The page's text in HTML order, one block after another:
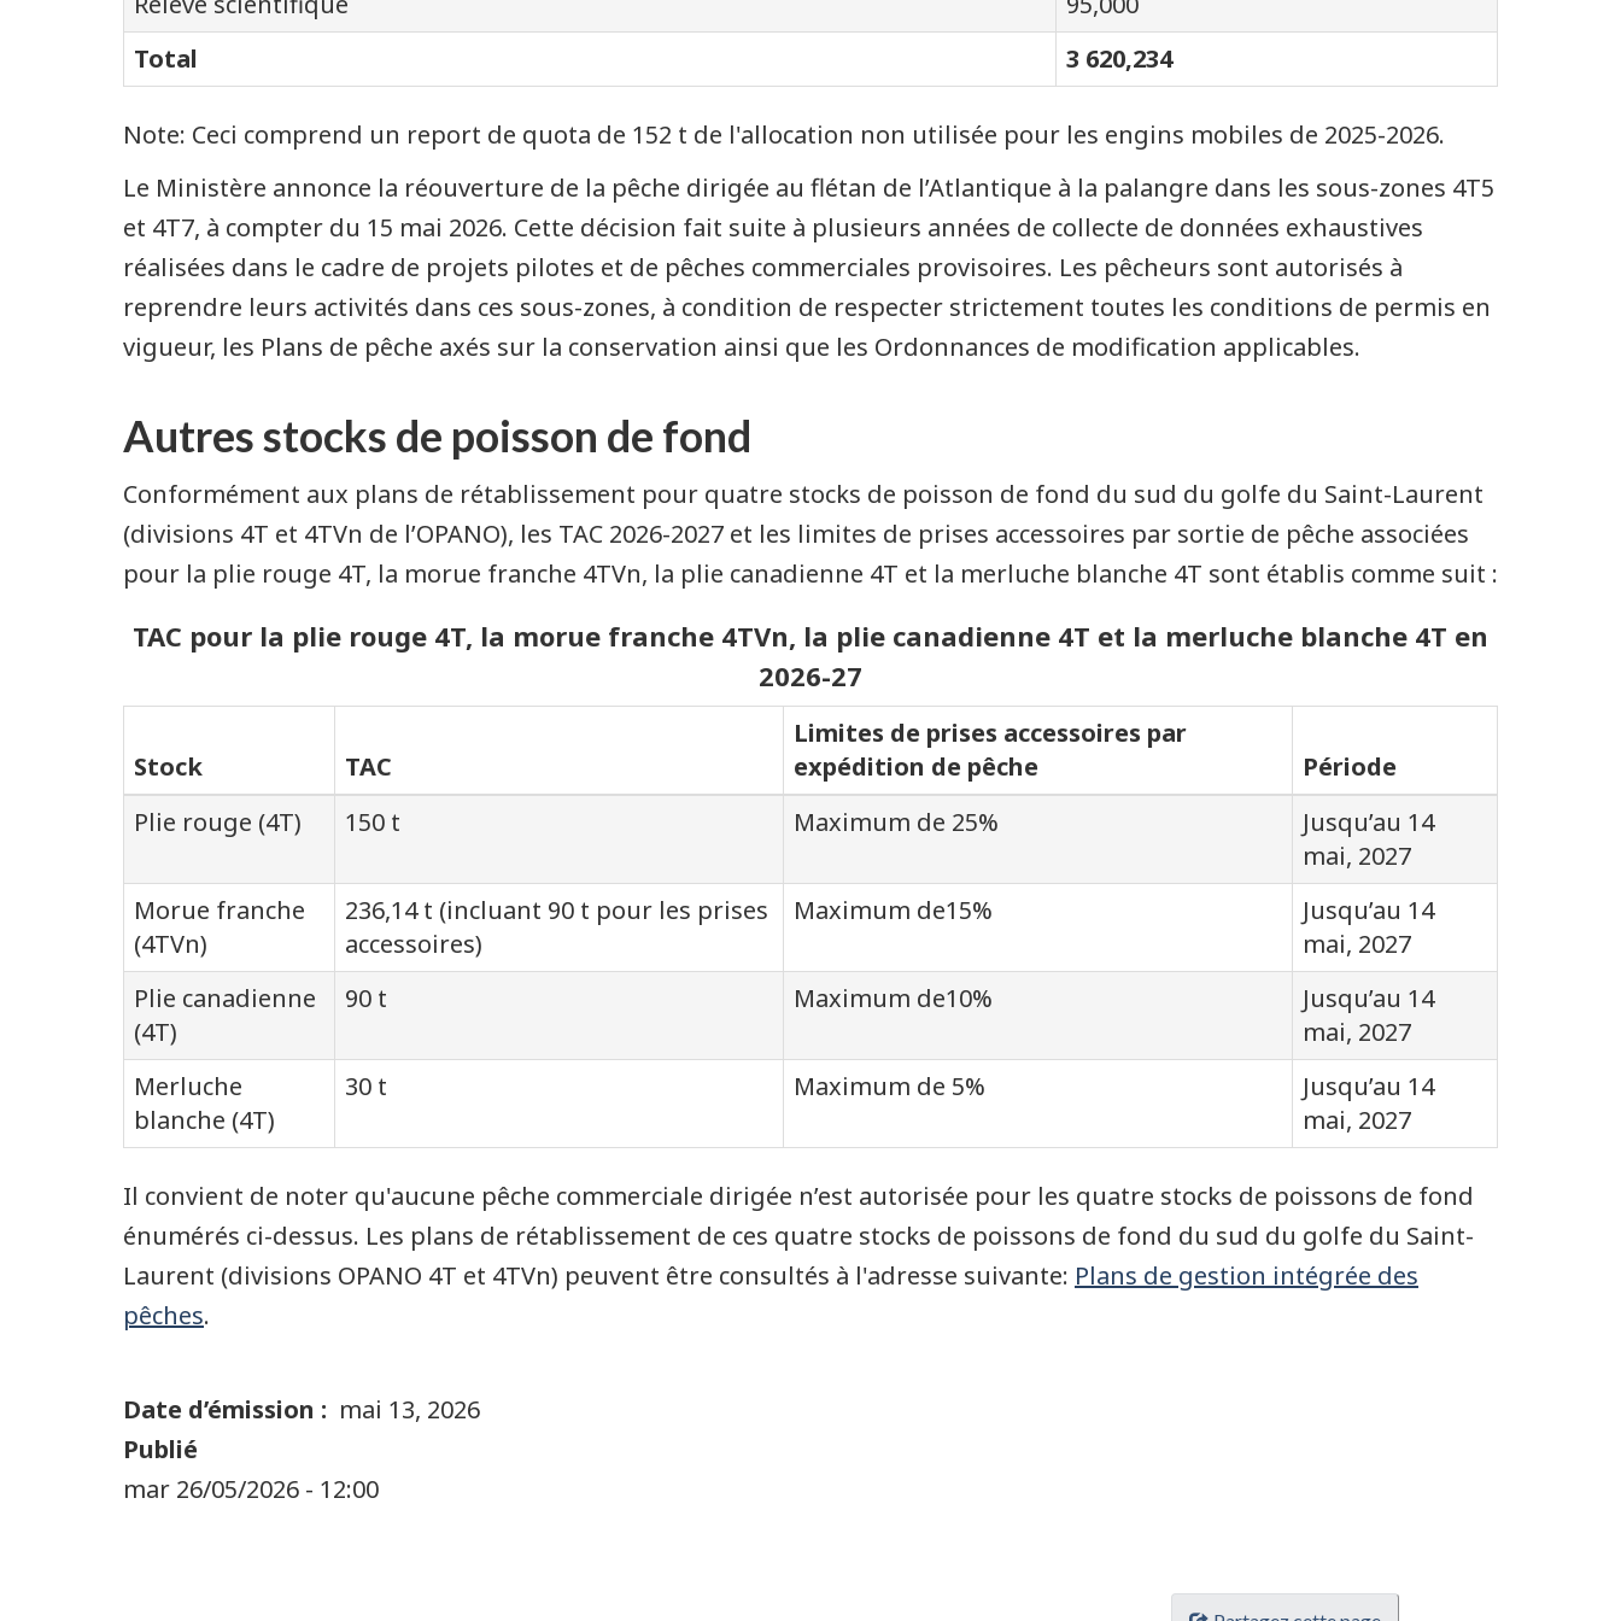
Total
3 620,234
Note: Ceci comprend un report de quota de 152 t de l'allocation non utilisée pour les engins mobiles de 2025-2026.
Le Ministère annonce la réouverture de la pêche dirigée au flétan de l’Atlantique à la palangre dans les sous-zones 4T5
et 4T7, à compter du 15 mai 2026. Cette décision fait suite à plusieurs années de collecte de données exhaustives
réalisées dans le cadre de projets pilotes et de pêches commerciales provisoires. Les pêcheurs sont autorisés à
reprendre leurs activités dans ces sous-zones, à condition de respecter strictement toutes les conditions de permis en
vigueur, les Plans de pêche axés sur la conservation ainsi que les Ordonnances de modification applicables.
Autres stocks de poisson de fond
Conformément aux plans de rétablissement pour quatre stocks de poisson de fond du sud du golfe du Saint-Laurent
(divisions 4T et 4TVn de l’OPANO), les TAC 2026-2027 et les limites de prises accessoires par sortie de pêche associées
pour la plie rouge 4T, la morue franche 4TVn, la plie canadienne 4T et la merluche blanche 4T sont établis comme suit :
TAC pour la plie rouge 4T, la morue franche 4TVn, la plie canadienne 4T et la merluche blanche 4T en
2026-27
Stock TAC
Limites de prises accessoires par
expédition de pêche
Période
Plie rouge (4T)
150 t Maximum de 25%
Jusqu’au 14
mai, 2027
Morue franche
(4TVn)
236,14 t (incluant 90 t pour les prises
accessoires)
Maximum de15%
Jusqu’au 14
mai, 2027
Plie canadienne
(4T)
90 t Maximum de10%
Jusqu’au 14
mai, 2027
Merluche
blanche (4T)
30 t Maximum de 5%
Jusqu’au 14
mai, 2027
Il convient de noter qu'aucune pêche commerciale dirigée n’est autorisée pour les quatre stocks de poissons de fond
énumérés ci-dessus. Les plans de rétablissement de ces quatre stocks de poissons de fond du sud du golfe du Saint-
Laurent (divisions OPANO 4T et 4TVn) peuvent être consultés à l'adresse suivante: Plans de gestion intégrée des
pêches.
Date d’émission
mai 13, 2026
Publié
mar 26/05/2026 - 12:00